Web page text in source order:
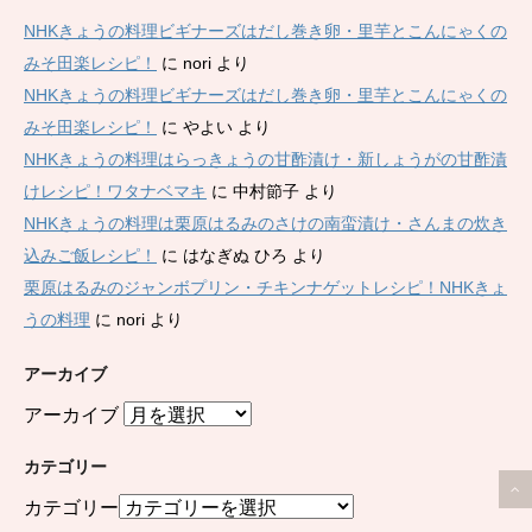
NHKきょうの料理ビギナーズはだし巻き卵・里芋とこんにゃくの
みそ田楽レシピ！
に nori より
NHKきょうの料理ビギナーズはだし巻き卵・里芋とこんにゃくの
みそ田楽レシピ！
に やよい より
NHKきょうの料理はらっきょうの甘酢漬け・新しょうがの甘酢漬
けレシピ！ワタナベマキ に 中村節子 より
NHKきょうの料理は栗原はるみのさけの南蛮漬け・さんまの炊き
込みご飯レシピ！
に はなぎぬ ひろ より
栗原はるみのジャンボプリン・チキンナゲットレシピ！NHKきょ
うの料理 に nori より
アーカイブ
アーカイブ
カテゴリー
カテゴリー